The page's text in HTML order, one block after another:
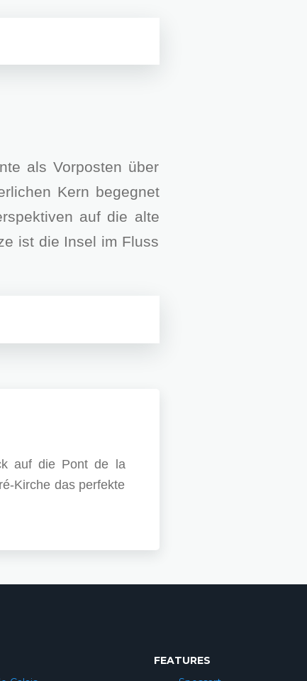
als Vorposten über
Kern begegnet
auf die alte
ist die Insel im Fluss
auf die Pont de la
Kirche das perfekte
FEATURES